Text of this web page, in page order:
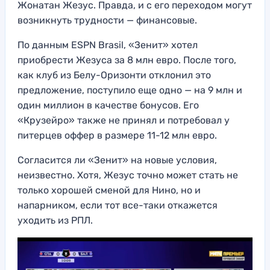
Жонатан Жезус. Правда, и с его переходом могут
возникнуть трудности — финансовые.
По данным ESPN Brasil, «Зенит» хотел
приобрести Жезуса за 8 млн евро. После того,
как клуб из Белу-Оризонти отклонил это
предложение, поступило еще одно — на 9 млн и
один миллион в качестве бонусов. Его
«Крузейро» также не принял и потребовал у
питерцев оффер в размере 11-12 млн евро.
Согласится ли «Зенит» на новые условия,
неизвестно. Хотя, Жезус точно может стать не
только хорошей сменой для Нино, но и
напарником, если тот все-таки откажется
уходить из РПЛ.